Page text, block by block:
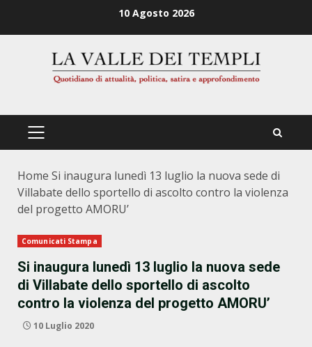
10 Agosto 2026
PRIMÄRES
Home Si inaugura lunedì 13 luglio la nuova sede di
Villabate dello sportello di ascolto contro la violenza
del progetto AMORU’
Comunicati Stampa
Si inaugura lunedì 13 luglio la nuova sede
di Villabate dello sportello di ascolto
contro la violenza del progetto AMORU’
10 Luglio 2020